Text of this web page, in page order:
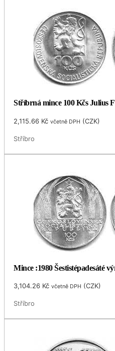
Stříbrná mince 100 Kčs Julius
2,115.66 Kč včetně DPH (CZK)
Stříbro
Mince :1980 Šestistépadesáté
3,104.26 Kč včetně DPH (CZK)
Stříbro